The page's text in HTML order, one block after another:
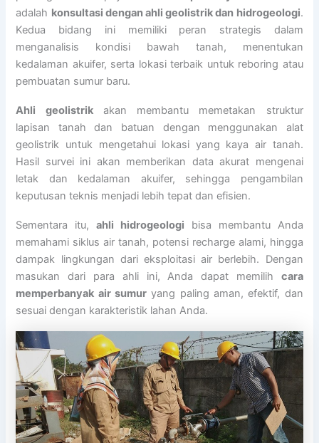
adalah konsultasi dengan ahli geolistrik dan hidrogeologi.
Kedua bidang ini memiliki peran strategis dalam
menganalisis kondisi bawah tanah, menentukan
kedalaman akuifer, serta lokasi terbaik untuk reboring atau
pembuatan sumur baru.
Ahli geolistrikakan membantu memetakan struktur
lapisan tanah dan batuan dengan menggunakan alat
geolistrik untuk mengetahui lokasi yang kaya air tanah.
Hasil survei ini akan memberikan data akurat mengenai
letak dan kedalaman akuifer, sehingga pengambilan
keputusan teknis menjadi lebih tepat dan efisien.
Sementara itu,ahli hidrogeologi bisa membantu Anda
memahami siklus air tanah, potensi recharge alami, hingga
dampak lingkungan dari eksploitasi air berlebih. Dengan
masukan dari para ahli ini, Anda dapat memilih cara
memperbanyak air sumur yang paling aman, efektif, dan
sesuai dengan karakteristik lahan Anda.